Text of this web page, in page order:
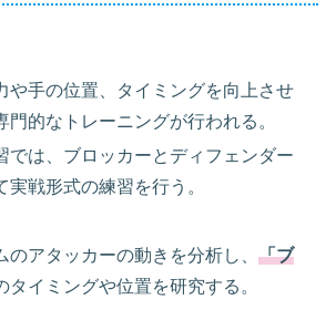
や手の位置、タイミングを向上させ
門的なトレーニングが行われる。
では、ブロッカーとディフェンダー
実戦形式の練習を行う。
のアタッカーの動きを分析し、「ブ
タイミングや位置を研究する。